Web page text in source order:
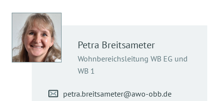
Petra Breitsameter
Wohnbereichsleitung WB EG und
WB 1
petra.breitsameter@awo-obb.de